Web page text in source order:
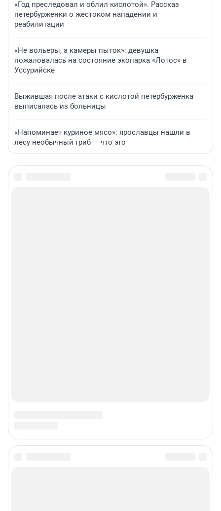
«Год преследовал и облил кислотой». Рассказ
петербурженки о жестоком нападении и
реабилитации
«Не вольеры, а камеры пыток»: девушка
пожаловалась на состояние экопарка «Лотос» в
Уссурийске
Выжившая после атаки с кислотой петербурженка
выписалась из больницы
«Напоминает куриное мясо»: ярославцы нашли в
лесу необычный гриб — что это